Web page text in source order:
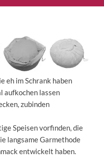
eh im Schrank haben
aufkochen lassen
zubinden
Speisen vorfinden, die
langsame Garmethode
entwickelt haben.